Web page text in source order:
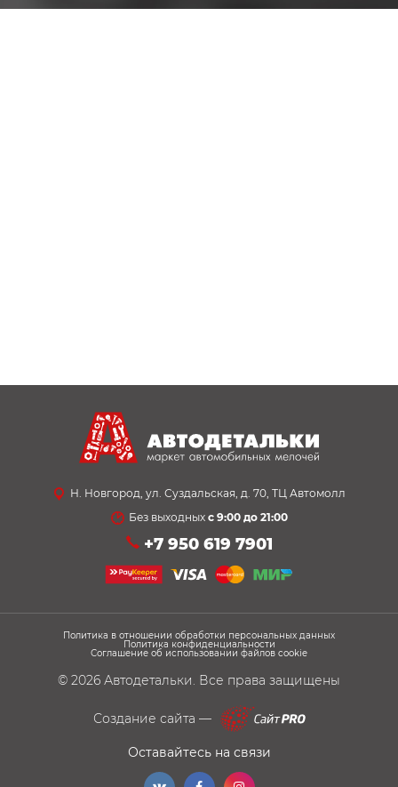
Н. Новгород, ул. Суздальская, д. 70, ТЦ Автомолл
Без выходных с 9:00 до 21:00
+7 950 619 7901
Политика в отношении обработки персональных данных
Политика конфиденциальности
Соглашение об использовании файлов cookie
© 2026 Автодетальки. Все права защищены
Оставайтесь на связи
Создание сайта —